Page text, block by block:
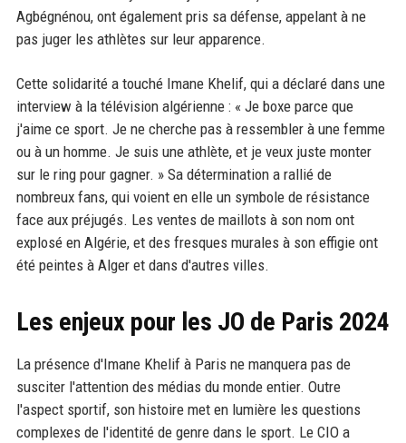
Agbégnénou, ont également pris sa défense, appelant à ne
pas juger les athlètes sur leur apparence.
Cette solidarité a touché Imane Khelif, qui a déclaré dans une
interview à la télévision algérienne : « Je boxe parce que
j'aime ce sport. Je ne cherche pas à ressembler à une femme
ou à un homme. Je suis une athlète, et je veux juste monter
sur le ring pour gagner. » Sa détermination a rallié de
nombreux fans, qui voient en elle un symbole de résistance
face aux préjugés. Les ventes de maillots à son nom ont
explosé en Algérie, et des fresques murales à son effigie ont
été peintes à Alger et dans d'autres villes.
Les enjeux pour les JO de Paris 2024
La présence d'Imane Khelif à Paris ne manquera pas de
susciter l'attention des médias du monde entier. Outre
l'aspect sportif, son histoire met en lumière les questions
complexes de l'identité de genre dans le sport. Le CIO a